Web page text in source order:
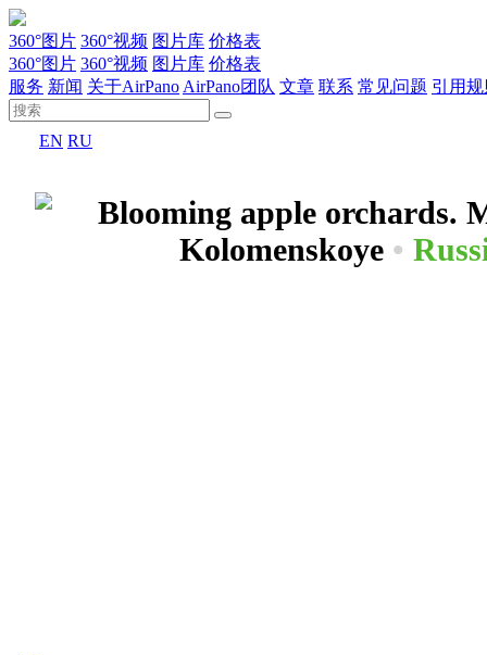
360°图片 360°视频 图片库 价格表
360°图片 360°视频 图片库 价格表
服务 新闻 关于AirPano AirPano团队 文章 联系 常见问题 引用
EN RU
Blooming apple orchards.
Kolomenskoye •